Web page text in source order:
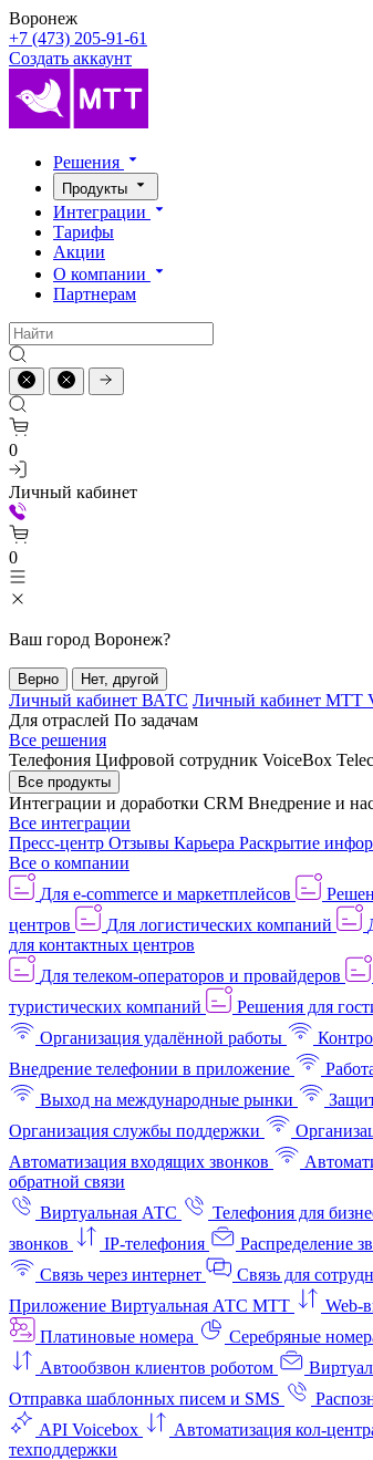
Воронеж
+7 (473) 205-91-61
Создать аккаунт
Решения
Продукты
Интеграции
Тарифы
Акции
О компании
Партнерам
0
Личный кабинет
0
Ваш город Воронеж?
Верно Нет, другой
Личный кабинет ВАТС Личный кабинет МТТ
Для отраслей По задачам
Все решения
Телефония Цифровой сотрудник VoiceBox
Все продукты
Интеграции и доработки CRM Внедрение и
Все интеграции
Пресс-центр Отзывы Карьера Раскрытие
Все о компании
Для e-commerce и маркетплейсов
центров
Для логистических компаний
для контактных центров
Для телеком-операторов и провайдеров
туристических компаний
Решения для
Организация удалённой работы
Внедрение телефонии в приложение
Выход на международные рынки
Организация службы поддержки
Автоматизация входящих звонков
обратной связи
Виртуальная АТС
Телефония для
звонков
IP-телефония Распределение
Связь через интернет
Связь для
Приложение Виртуальная АТС МТТ
Web-
Платиновые номера
Серебряные
Автообзвон клиентов роботом
Отправка шаблонных писем и SMS
API Voicebox
Автоматизация
техподдержки